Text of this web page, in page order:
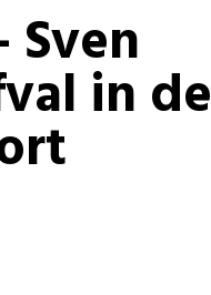
Sven
in de